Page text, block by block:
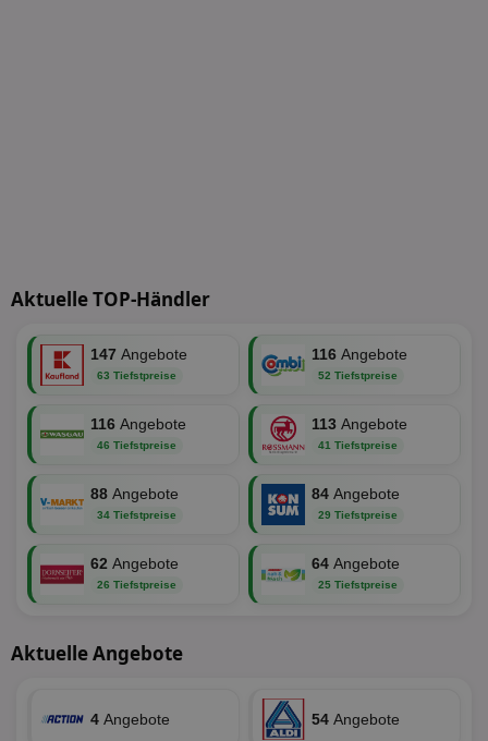
Aktuelle TOP-Händler
147 Angebote
63 Tiefstpreise
116 Angebote
52 Tiefstpreise
116 Angebote
46 Tiefstpreise
113 Angebote
41 Tiefstpreise
88 Angebote
34 Tiefstpreise
84 Angebote
29 Tiefstpreise
62 Angebote
26 Tiefstpreise
64 Angebote
25 Tiefstpreise
Aktuelle Angebote
4 Angebote 54 Angebote